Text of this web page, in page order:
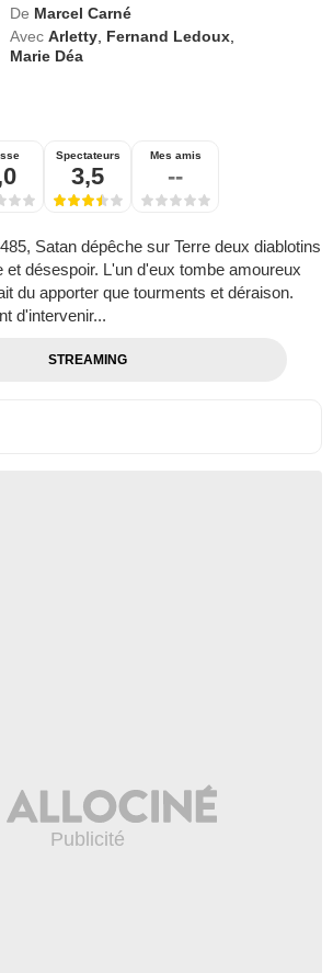
De Marcel Carné
Avec Arletty Fernand Ledoux
Marie Déa
Spectateurs
3,5
Mes amis
--
Satan dépêche sur Terre deux diablotins
et désespoir. L'un d'eux tombe amoureux
du apporter que tourments et déraison.
d'intervenir...
STREAMING